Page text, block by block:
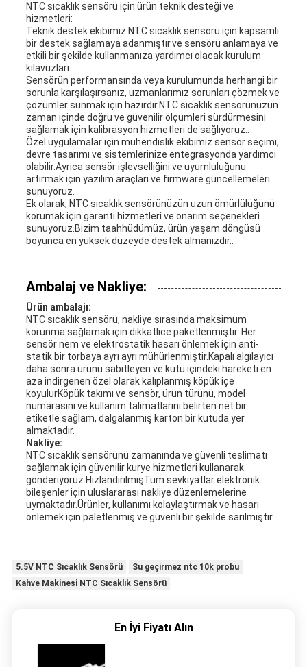
NTC sıcaklık sensörü için ürün teknik desteği ve
hizmetleri:
Teknik destek ekibimiz NTC sıcaklık sensörü için kapsamlı
bir destek sağlamaya adanmıştır.ve sensörü anlamaya ve
etkili bir şekilde kullanmanıza yardımcı olacak kurulum
kılavuzları.
Sensörün performansında veya kurulumunda herhangi bir
sorunla karşılaşırsanız, uzmanlarımız sorunları çözmek ve
çözümler sunmak için hazırdır.NTC sıcaklık sensörünüzün
zaman içinde doğru ve güvenilir ölçümleri sürdürmesini
sağlamak için kalibrasyon hizmetleri de sağlıyoruz..
Özel uygulamalar için mühendislik ekibimiz sensör seçimi,
devre tasarımı ve sistemlerinize entegrasyonda yardımcı
olabilir.Ayrıca sensör işlevselliğini ve uyumluluğunu
artırmak için yazılım araçları ve firmware güncellemeleri
sunuyoruz.
Ek olarak, NTC sıcaklık sensörünüzün uzun ömürlülüğünü
korumak için garanti hizmetleri ve onarım seçenekleri
sunuyoruz.Bizim taahhüdümüz, ürün yaşam döngüsü
boyunca en yüksek düzeyde destek almanızdır..
Ambalaj ve Nakliye:
Ürün ambalajı:
NTC sıcaklık sensörü, nakliye sırasında maksimum
korunma sağlamak için dikkatlice paketlenmiştir. Her
sensör nem ve elektrostatik hasarı önlemek için anti-
statik bir torbaya ayrı ayrı mühürlenmiştir.Kapalı algılayıcı
daha sonra ürünü sabitleyen ve kutu içindeki hareketi en
aza indirgenen özel olarak kalıplanmış köpük içe
koyulurKöpük takımı ve sensör, ürün türünü, model
numarasını ve kullanım talimatlarını belirten net bir
etiketle sağlam, dalgalanmış karton bir kutuda yer
almaktadır.
Nakliye:
NTC sıcaklık sensörünü zamanında ve güvenli teslimatı
sağlamak için güvenilir kurye hizmetleri kullanarak
gönderiyoruz.HızlandırılmışTüm sevkiyatlar elektronik
bileşenler için uluslararası nakliye düzenlemelerine
uymaktadır.Ürünler, kullanımı kolaylaştırmak ve hasarı
önlemek için paletlenmiş ve güvenli bir şekilde sarılmıştır..
5.5V NTC Sıcaklık Sensörü
Su geçirmez ntc 10k probu
Kahve Makinesi NTC Sıcaklık Sensörü
En İyi Fiyatı Alın